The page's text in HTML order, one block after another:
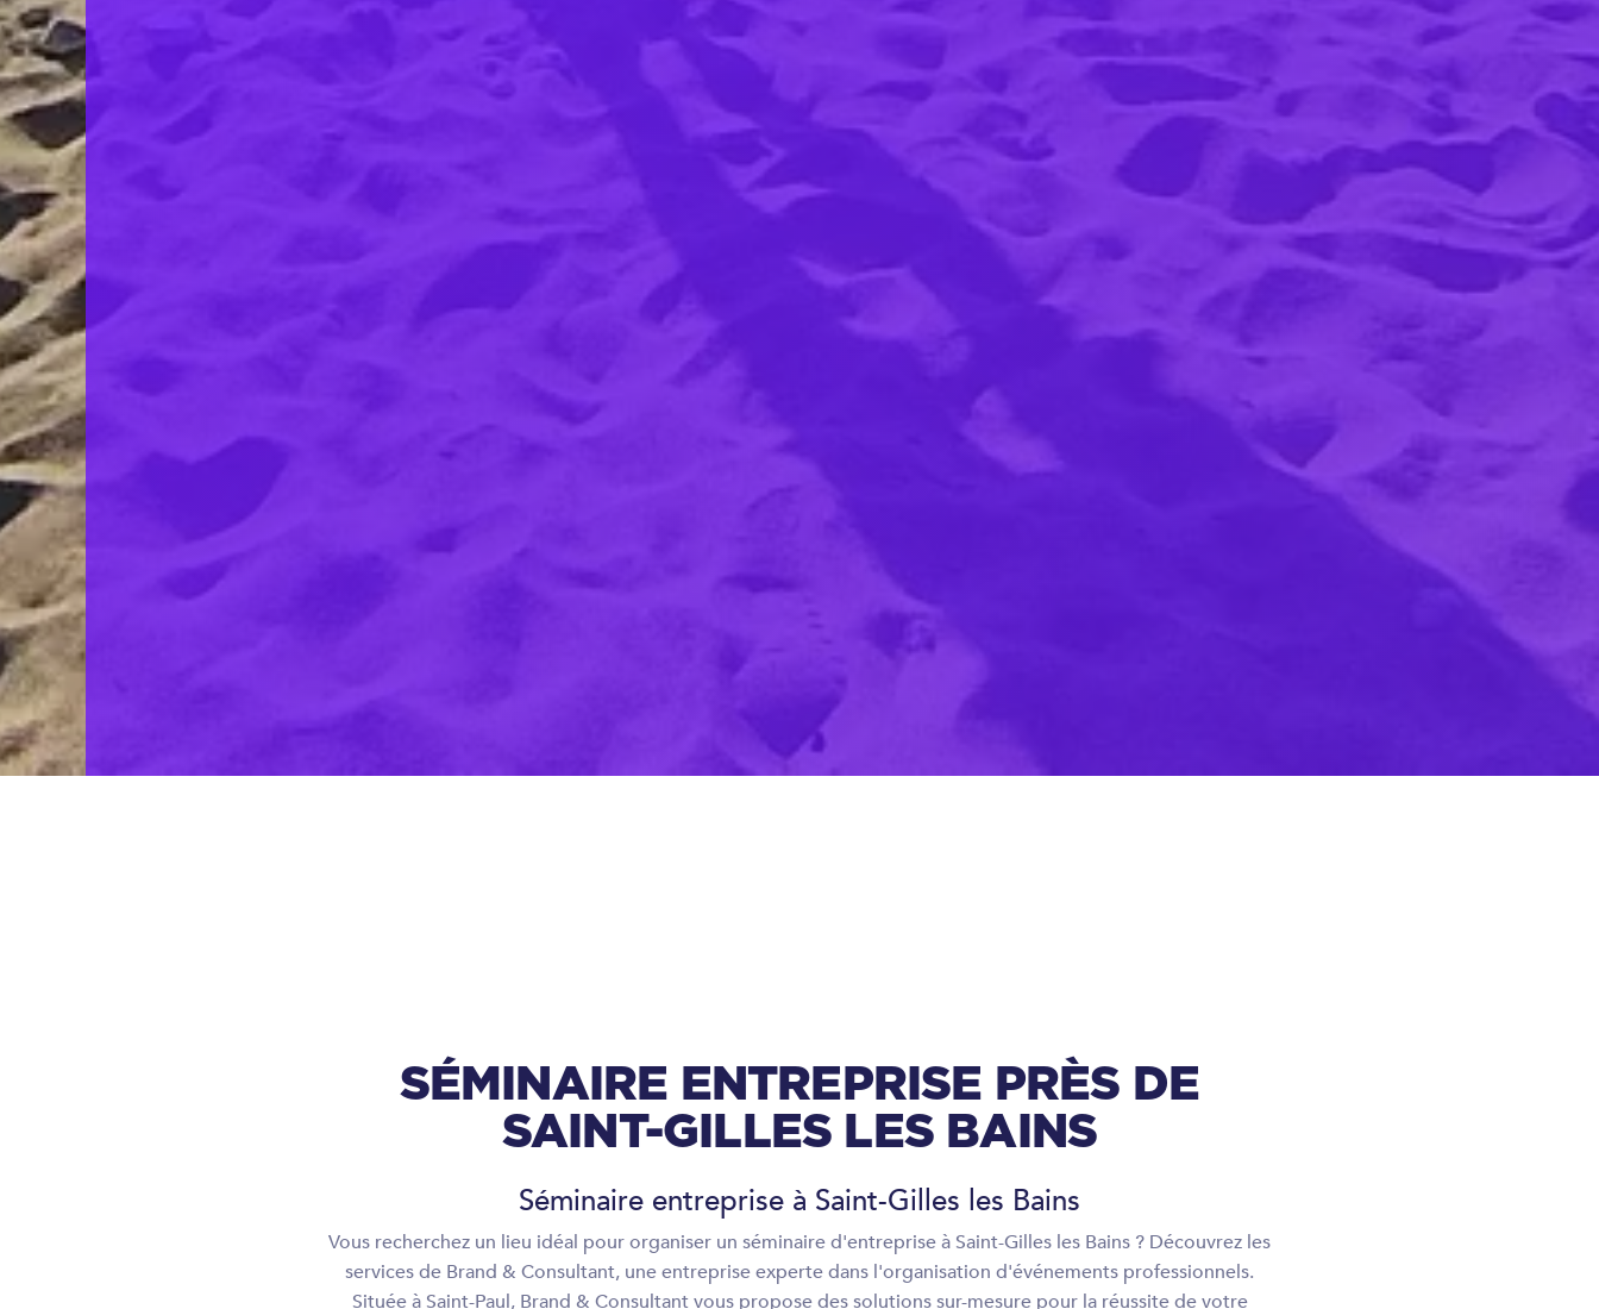
SÉMINAIRE ENTREPRISE PRÈS DE
SAINT-GILLES LES BAINS
Séminaire entreprise à Saint-Gilles les Bains
Vous recherchez un lieu idéal pour organiser un séminaire d'entreprise à Saint-Gilles les Bains ? Découvrez les
services de Brand & Consultant, une entreprise experte dans l'organisation d'événements professionnels.
Située à Saint-Paul, Brand & Consultant vous propose des solutions sur-mesure pour la réussite de votre